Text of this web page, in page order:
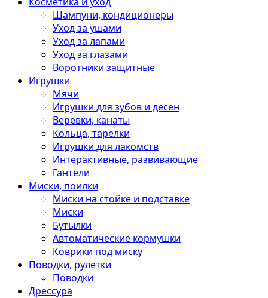
Шампуни, кондиционеры
Уход за ушами
Уход за лапами
Уход за глазами
Воротники защитные
Игрушки
Мячи
Игрушки для зубов и десен
Веревки, канаты
Кольца, тарелки
Игрушки для лакомств
Интерактивные, развивающие
Гантели
Миски, поилки
Миски на стойке и подставке
Миски
Бутылки
Автоматические кормушки
Коврики под миску
Поводки, рулетки
Поводки
Дрессура